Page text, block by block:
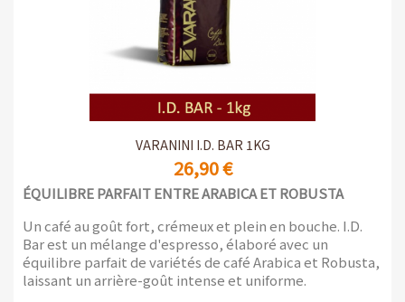
VARANINI I.D. BAR 1KG
26,90 €
ÉQUILIBRE PARFAIT ENTRE ARABICA ET ROBUSTA
Un café au goût fort, crémeux et plein en bouche. I.D.
Bar est un mélange d'espresso, élaboré avec un
équilibre parfait de variétés de café Arabica et Robusta,
laissant un arrière-goût intense et uniforme.